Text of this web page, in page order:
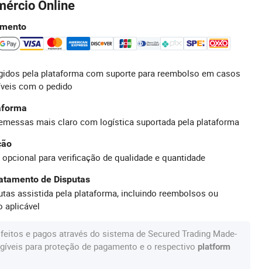
Online
pela plataforma com suporte para reembolso em casos
com o pedido
mais claro com logística suportada pela plataforma
para verificação de qualidade e quantidade
de Disputas
assistida pela plataforma, incluindo reembolsos ou
aplicável
e pagos através do sistema de Secured Trading Made-
para proteção de pagamento e o respectivo platform